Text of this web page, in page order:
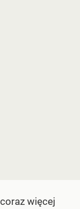
więcej